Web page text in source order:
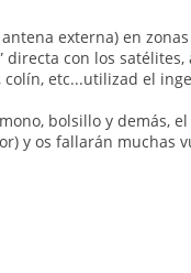
externa) en
con los satélites,
colín, etc...utilizad el
bolsillo y demás, el
y os fallarán muchas